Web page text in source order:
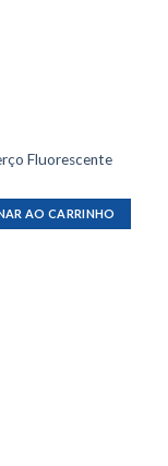
Fluorescente
AO CARRINHO